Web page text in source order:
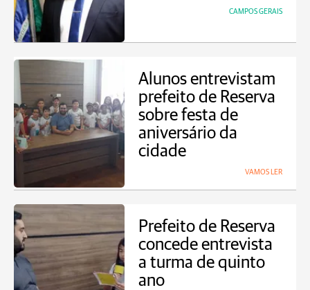
CAMPOS GERAIS
Alunos entrevistam
prefeito de Reserva
sobre festa de
aniversário da
cidade
VAMOS LER
Prefeito de Reserva
concede entrevista
a turma de quinto
ano